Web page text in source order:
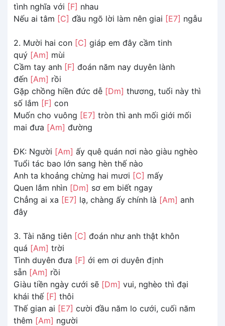
tình nghĩa với [F] nhau
Nếu ai tâm [C] đầu ngõ lời làm nên giai [E7] ngẫu
2. Mười hai con [C] giáp em đây cầm tinh
quý [Am] mùi
Cầm tay anh [F] đoán năm nay duyên lành
đến [Am] rồi
Gặp chồng hiền đức dễ [Dm] thương, tuổi này thì
số lắm [F] con
Muốn cho vuông [E7] tròn thì anh mối giới mối
mai đưa [Am] đường
ĐK: Người [Am] ấy quê quán nơi nào giàu nghèo
Tuổi tác bao lớn sang hèn thế nào
Anh ta khoảng chừng hai mươi [C] mấy
Quen lắm nhìn [Dm] sơ em biết ngay
Chẳng ai xa [E7] lạ, chàng ấy chính là [Am] anh
đây
3. Tài năng tiên [C] đoán như anh thật khôn
quá [Am] trời
Tình duyên đưa [F] ới em ơi duyên định
sẵn [Am] rồi
Giàu tiền ngày cưới sẽ [Dm] vui, nghèo thì đại
khái thế [F] thôi
Thế gian ai [E7] cười đầu năm lo cưới, cuối năm
thêm [Am] người